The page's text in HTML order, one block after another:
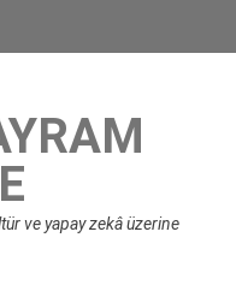
ve yapay zekâ üzerine